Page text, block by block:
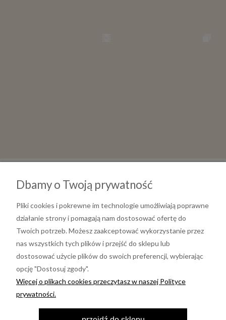
Informacje
Moje konto
Dbamy o Twoją prywatność
Pliki cookies i pokrewne im technologie umożliwiają poprawne
działanie strony i pomagają nam dostosować ofertę do
Twoich potrzeb. Możesz zaakceptować wykorzystanie przez
nas wszystkich tych plików i przejść do sklepu lub
dostosować użycie plików do swoich preferencji, wybierając
opcję "Dostosuj zgody".
Więcej o plikach cookies przeczytasz w naszej Polityce
prywatności.